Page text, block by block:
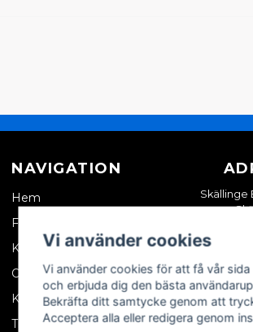
NAVIGATION
Hem
Företagskund
Kontakta oss
Om oss
Köpvillkor
Tips & trix
Skällinge
Vi använder cookies
Vi använder cookies för att få vår
och erbjuda dig den bästa
Bekräfta ditt samtycke genom att
Acceptera alla eller redigera genom